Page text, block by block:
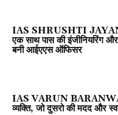
IAS SHRUSHTI
एक साथ पास की इंजीनियरिंग
बनी आईएएस ऑफिसर
IAS VARUN
व्यक्ति, जो दुसरो की मदद और